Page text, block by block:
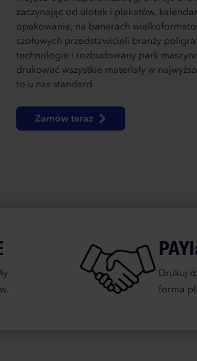
zaczynając od ulotek i plakatów,
opakowania, na banerach
czołowych przedstawicieli branży
technologie i rozbudowany park
drukować wszystkie materiały w
to u nas standard.
Zamów teraz
Drukuj
forma